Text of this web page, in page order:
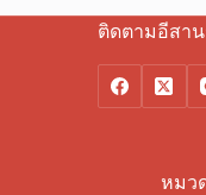
ติดตามอีสา
หมว